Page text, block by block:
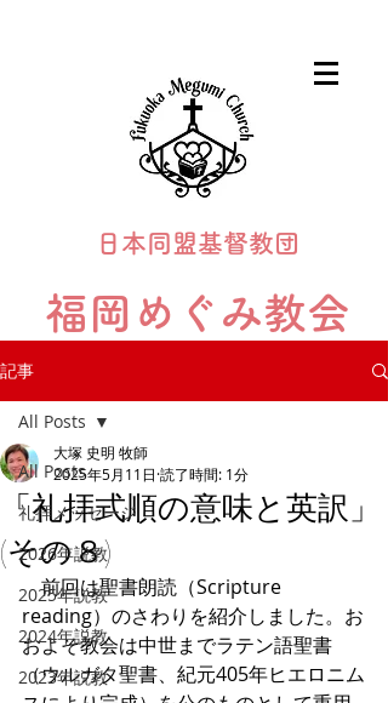
日本同盟基督教団
福岡めぐみ教会
記事
All Posts
礼拝メッセージ
2026年説教
2025年説教
2024年説教
2023年説教
All Posts
「礼拝式順の意味と英訳」
(その８)
大塚 史明 牧師
2025年5月11日 読了時間: 1分
前回は聖書朗読（Scripture
reading）のさわりを紹介しました。お
およそ教会は中世までラテン語聖書
（ウルガタ聖書、紀元405年ヒエロニム